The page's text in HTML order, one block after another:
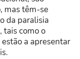
mas têm-se
da paralisia
tais como o
a apresentar